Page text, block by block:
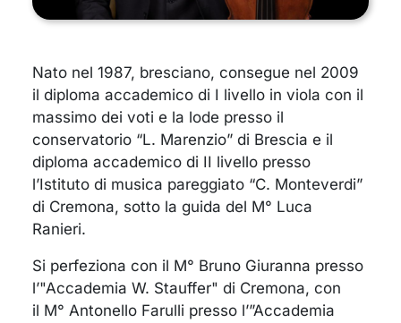
Nato nel 1987, bresciano, consegue nel 2009
il diploma accademico di I livello in viola con il
massimo dei voti e la lode presso il
conservatorio “L. Marenzio” di Brescia e il
diploma accademico di II livello presso
l’Istituto di musica pareggiato “C. Monteverdi”
di Cremona, sotto la guida del M° Luca
Ranieri.
Si perfeziona con il M° Bruno Giuranna presso
l’"Accademia W. Stauffer" di Cremona, con
il M° Antonello Farulli presso l’”Accademia